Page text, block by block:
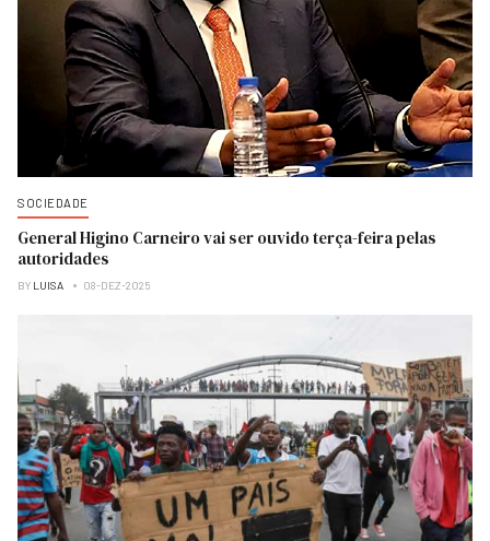
SOCIEDADE
General Higino Carneiro vai ser ouvido terça-feira pelas
autoridades
BY LUISA 08-DEZ-2025